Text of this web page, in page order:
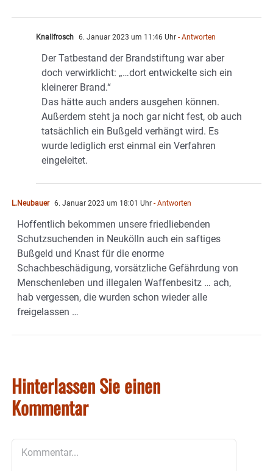
Knallfrosch 6. Januar 2023 um 11:46 Uhr - Antworten
Der Tatbestand der Brandstiftung war aber
doch verwirklicht: „…dort entwickelte sich ein
kleinerer Brand.“
Das hätte auch anders ausgehen können.
Außerdem steht ja noch gar nicht fest, ob auch
tatsächlich ein Bußgeld verhängt wird. Es
wurde lediglich erst einmal ein Verfahren
eingeleitet.
L.Neubauer 6. Januar 2023 um 18:01 Uhr - Antworten
Hoffentlich bekommen unsere friedliebenden
Schutzsuchenden in Neukölln auch ein saftiges
Bußgeld und Knast für die enorme
Schachbeschädigung, vorsätzliche Gefährdung von
Menschenleben und illegalen Waffenbesitz … ach,
hab vergessen, die wurden schon wieder alle
freigelassen …
Hinterlassen Sie einen
Kommentar